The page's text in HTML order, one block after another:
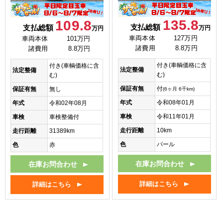
支払総額 109.8万円
車両本体
101万円
諸費用
8.8万円
法定整備
付き(車輌価格に含
む)
保証有無
無し
年式
令和02年08月
車検
車検整備付
走行距離
31389km
色
赤
在庫お問合わせ
詳細はこちら
支払総額 135.8万円
車両本体
127万円
諸費用
8.8万円
法定整備
付き(車輌価格に含
む)
保証有無
付(6ヶ月 6千km)
年式
令和08年01月
車検
令和11年01月
走行距離
10km
色
パール
在庫お問合わせ
詳細はこちら